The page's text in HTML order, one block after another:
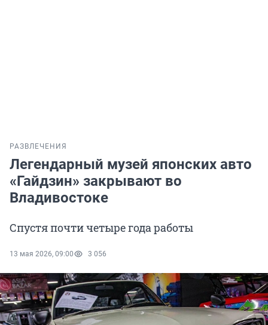
РАЗВЛЕЧЕНИЯ
Легендарный музей японских авто
«Гайдзин» закрывают во
Владивостоке
Спустя почти четыре года работы
13 мая 2026, 09:00 3 056